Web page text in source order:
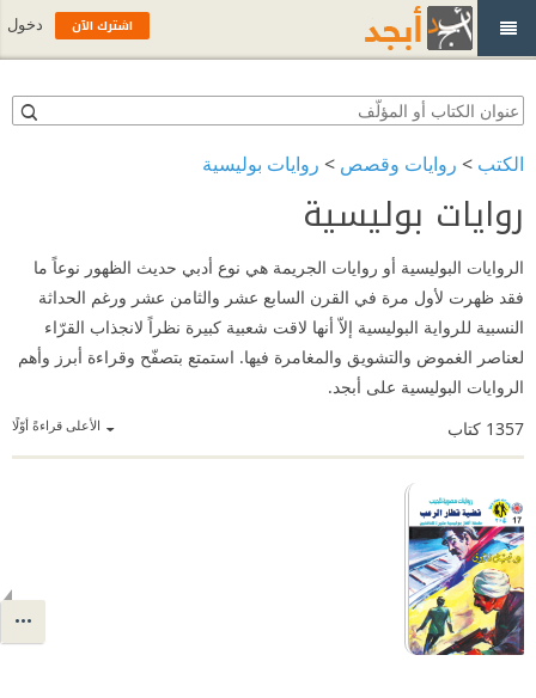
الكتب > روايات وقصص > روايات بوليسية
روايات بوليسية
الروايات البوليسية أو روايات الجريمة هي نوع أدبي حديث الظهور نوعاً ما
فقد ظهرت لأول مرة في القرن السابع عشر والثامن عشر ورغم الحداثة
النسبية للرواية البوليسية إلاّ أنها لاقت شعبية كبيرة نظراً لانجذاب القرّاء
لعناصر الغموض والتشويق والمغامرة فيها. استمتع بتصفّح وقراءة أبرز وأهم
الروايات البوليسية على أبجد.
الأعلى قراءةً أوّلًا 1357 كتاب
اشترك الآن دخول